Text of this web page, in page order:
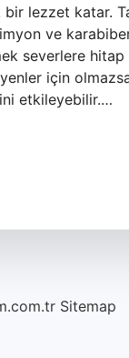
lezzet katar.
ve
severlere hitap
için
etkileyebilir.…
Sitemap